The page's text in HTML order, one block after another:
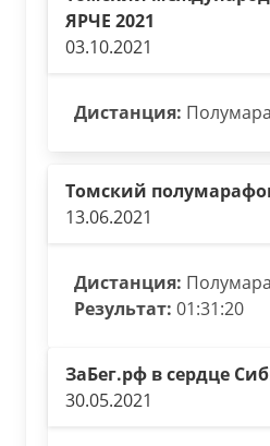
ЯРЧЕ 2021
03.10.2021
Дистанция:
Томский
13.06.2021
Дистанция:
Результат: 01:31:20
ЗаБег.рф в сердце
30.05.2021